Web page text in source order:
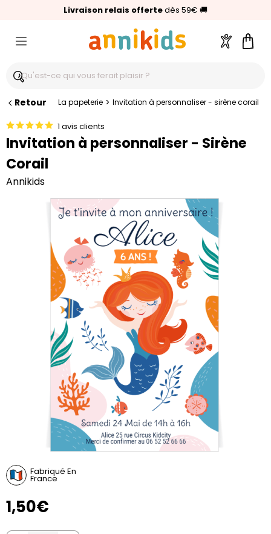
Livraison relais offertedès 59€ 🚚
🥇Palmarès Capital 2025 :Annikids N°1
⭐⭐⭐⭐⭐4,6/5(24 000 avis clients)
Compte
Retour La papeterie > Invitation à personnaliser - sirène corail
1 avis clients
Invitation à personnaliser - Sirène
Corail
Annikids
Fabriqué En
France
1,50€